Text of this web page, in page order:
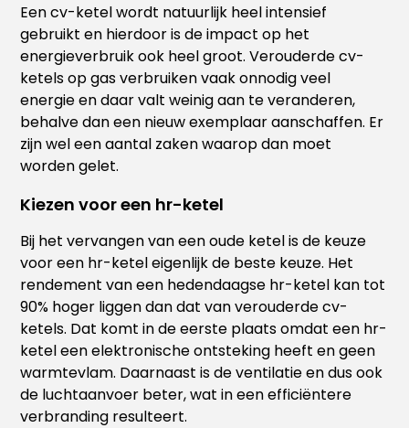
Een cv-ketel wordt natuurlijk heel intensief
gebruikt en hierdoor is de impact op het
energieverbruik ook heel groot. Verouderde cv-
ketels op gas verbruiken vaak onnodig veel
energie en daar valt weinig aan te veranderen,
behalve dan een nieuw exemplaar aanschaffen. Er
zijn wel een aantal zaken waarop dan moet
worden gelet.
Kiezen voor een hr-ketel
Bij het vervangen van een oude ketel is de keuze
voor een hr-ketel eigenlijk de beste keuze. Het
rendement van een hedendaagse hr-ketel kan tot
90% hoger liggen dan dat van verouderde cv-
ketels. Dat komt in de eerste plaats omdat een hr-
ketel een elektronische ontsteking heeft en geen
warmtevlam. Daarnaast is de ventilatie en dus ook
de luchtaanvoer beter, wat in een efficiëntere
verbranding resulteert.